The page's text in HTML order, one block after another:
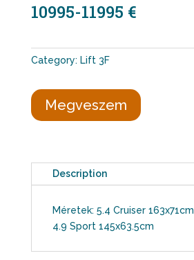
10995-11995 €
Category: Lift 3F
Megveszem
Description
Méretek: 5.4 Cruiser 163x71cm
4.9 Sport 145x63.5cm